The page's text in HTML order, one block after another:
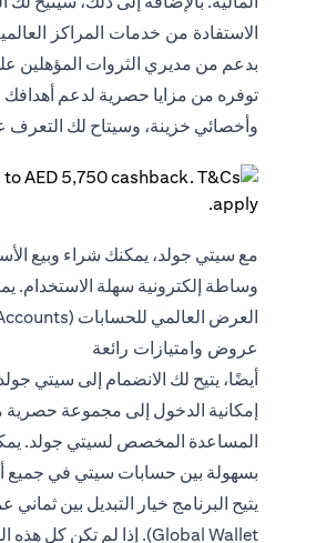
الاستفادة من خدمات المراكز
بدعم من مديري الثروات المؤهلين
توفره من مزايا حصرية لدعم أهدافك
وأخصائي خزينة، وسيتاح لك التعرف
مع سيتي جولد، يمكنك شراء وبيع
وساطة إلكترونية سهلة الاستخدام.
العرض العالمي للحسابات (Global View of Accounts).
عروض وامتيازات رائعة
أيضًا، يتيح لك الانضمام إلى سيتي
إمكانية الدخول إلى مجموعة حصرية
المساعدة المخصص لسيتي جولد.
بسهولة بين حسابات سيتي في جميع